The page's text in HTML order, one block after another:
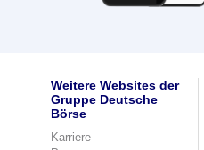
Weitere Websites der
Gruppe Deutsche
Börse
Karriere